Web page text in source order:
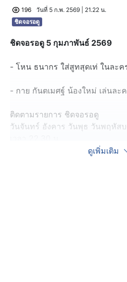
196
วันที่ 5 ก.พ. 2569 | 21.22 น.
ชิดจอรอดู
ชิดจอรอดู 5 กุมภาพันธ์ 2569
- โหน ธนากร ใส่สูทสุดเท่ ในละค
- กาย กันตเมศฐ์ น้องใหม่ เล่นละ
ติดตามรายการ ชิดจอรอดู
วันจันทร์ อังคาร วันพุธ วันพฤหัส
ดูเพิ่มเติม